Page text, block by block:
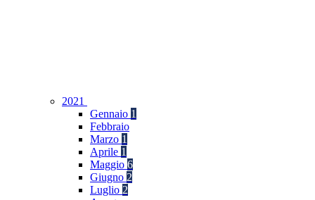
2021
Gennaio 1
Febbraio
Marzo 1
Aprile 1
Maggio 6
Giugno 2
Luglio 2